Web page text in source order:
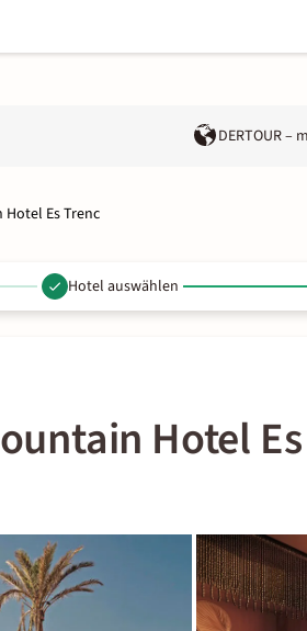
DERTOUR –
Es Trenc
Hotel auswählen
Hotel